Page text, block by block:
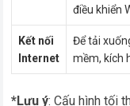
điều khiển
Kết nối
Internet
Để tải
mềm, kích
*Lưu ý: Cấu hình tối